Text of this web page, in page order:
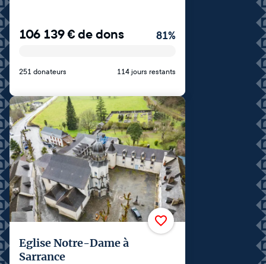
106 139€de dons 81%
251 donateurs 114 jours restants
Eglise Notre-Dame à
Sarrance